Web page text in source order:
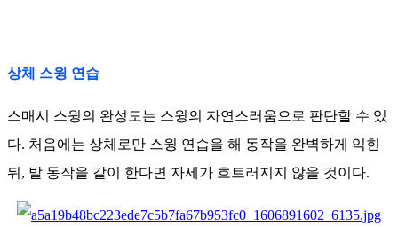
상체 스윙 연습
스매시 스윙의 완성도는 스윙의 자연스러움으로 판단할 수 있
다. 처음에는 상체로만 스윙 연습을 해 동작을 완벽하게 익힌
뒤, 발 동작을 같이 한다면 자세가 흐트러지지 않을 것이다.